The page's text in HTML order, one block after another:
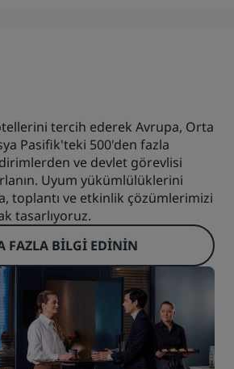
tercih ederek Avrupa, Orta
Pasifik'teki 500'den fazla
ve devlet görevlisi
Uyum yükümlülüklerini
toplantı ve etkinlik çözümlerimizi
tasarlıyoruz.
FAZLA BILGI EDININ